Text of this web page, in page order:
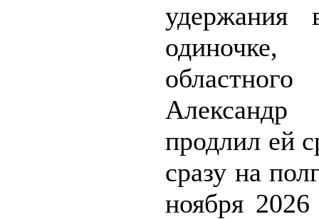
удержания
Александр
продлил ей
сразу на
ноября